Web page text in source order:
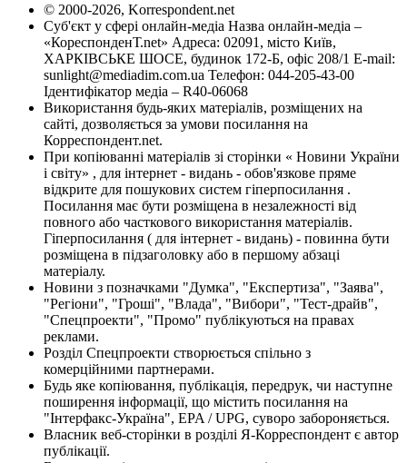
© 2000-2026, Korrespondent.net
Суб'єкт у сфері онлайн-медіа Назва онлайн-медіа –
«КореспонденТ.net» Адреса: 02091, місто Київ,
ХАРКІВСЬКЕ ШОСЕ, будинок 172-Б, офіс 208/1 E-mail:
sunlight@mediadim.com.ua Телефон: 044-205-43-00
Ідентифікатор медіа – R40-06068
Використання будь-яких матеріалів, розміщених на
сайті, дозволяється за умови посилання на
Корреспондент.net.
При копіюванні матеріалів зі сторінки « Новини України
і світу» , для інтернет - видань - обов'язкове пряме
відкрите для пошукових систем гіперпосилання .
Посилання має бути розміщена в незалежності від
повного або часткового використання матеріалів.
Гіперпосилання ( для інтернет - видань) - повинна бути
розміщена в підзаголовку або в першому абзаці
матеріалу.
Новини з позначками "Думка", "Експертиза", "Заява",
"Регіони", "Гроші", "Влада", "Вибори", "Тест-драйв",
"Спецпроекти", "Промо" публікуються на правах
реклами.
Розділ Спецпроекти створюється спільно з
комерційними партнерами.
Будь яке копіювання, публікація, передрук, чи наступне
поширення інформації, що містить посилання на
"Інтерфакс-Україна", EPA / UPG, суворо забороняється.
Власник веб-сторінки в розділі Я-Корреспондент є автор
публікації.